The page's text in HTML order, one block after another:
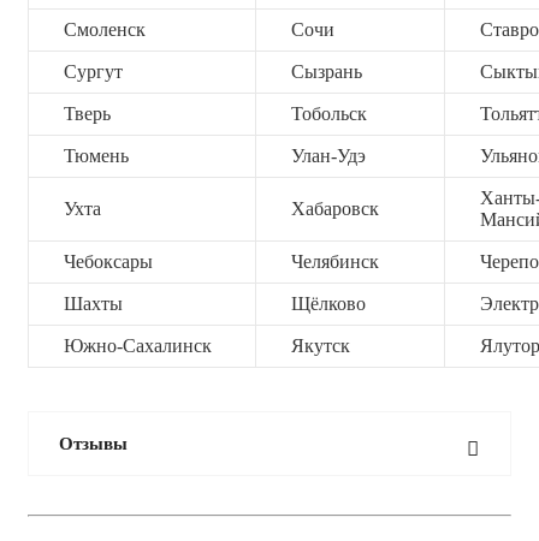
Смоленск Сочи
Сургут Сызрань
Тверь Тобольск
Тюмень Улан-Удэ
Ухта Хабаровск
Чебоксары Челябинск
Шахты Щёлково
Южно-Сахалинск Якутск
Отзывы